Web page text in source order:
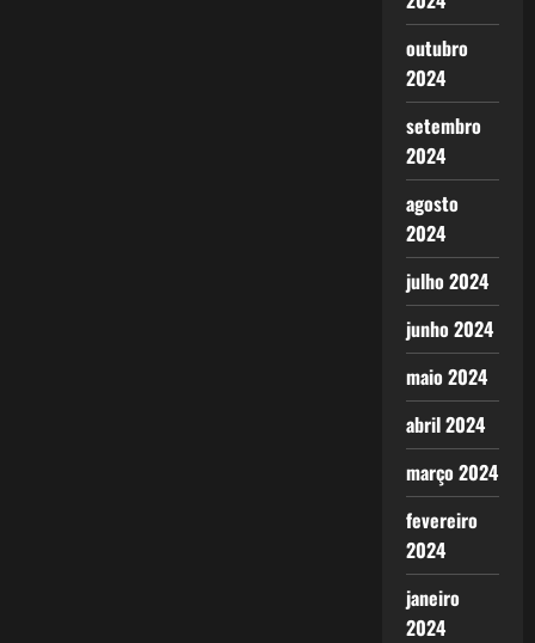
outubro
2024
setembro
2024
agosto
2024
julho 2024
junho 2024
maio 2024
abril 2024
março 2024
fevereiro
2024
janeiro
2024